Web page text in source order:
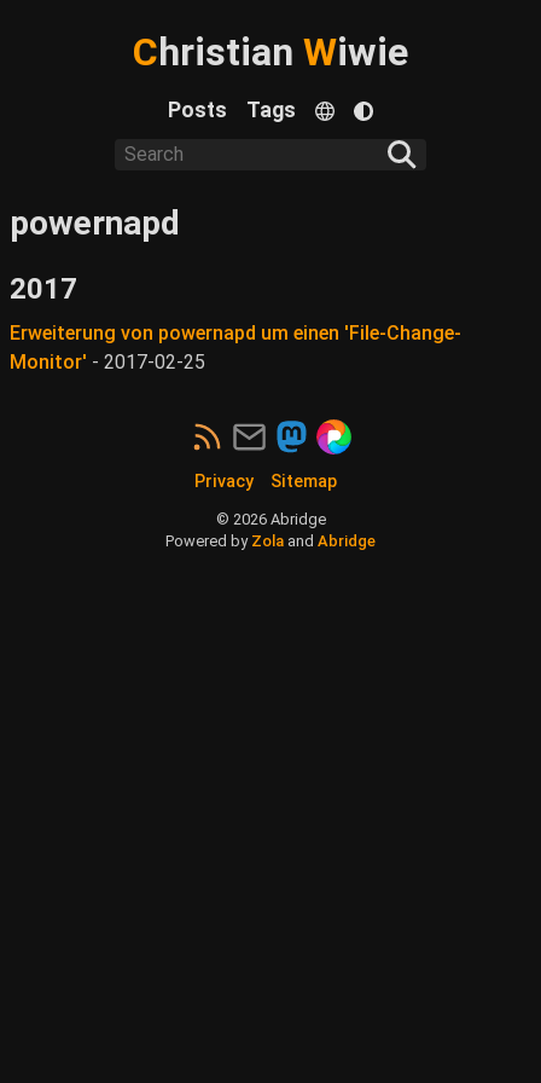
Christian Wiwie
Posts Tags
powernapd
2017
Erweiterung von powernapd um einen 'File-Change-
Monitor' - 2017-02-25
Privacy Sitemap
© 2026Abridge
Powered by Zola and Abridge